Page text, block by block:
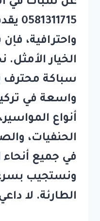
واحترافية،
الخيار
سباكة محترف
واسعة في
أنواع
الحنفيات،
في جميع أنحاء
ونستجيب
الطارئة. لا